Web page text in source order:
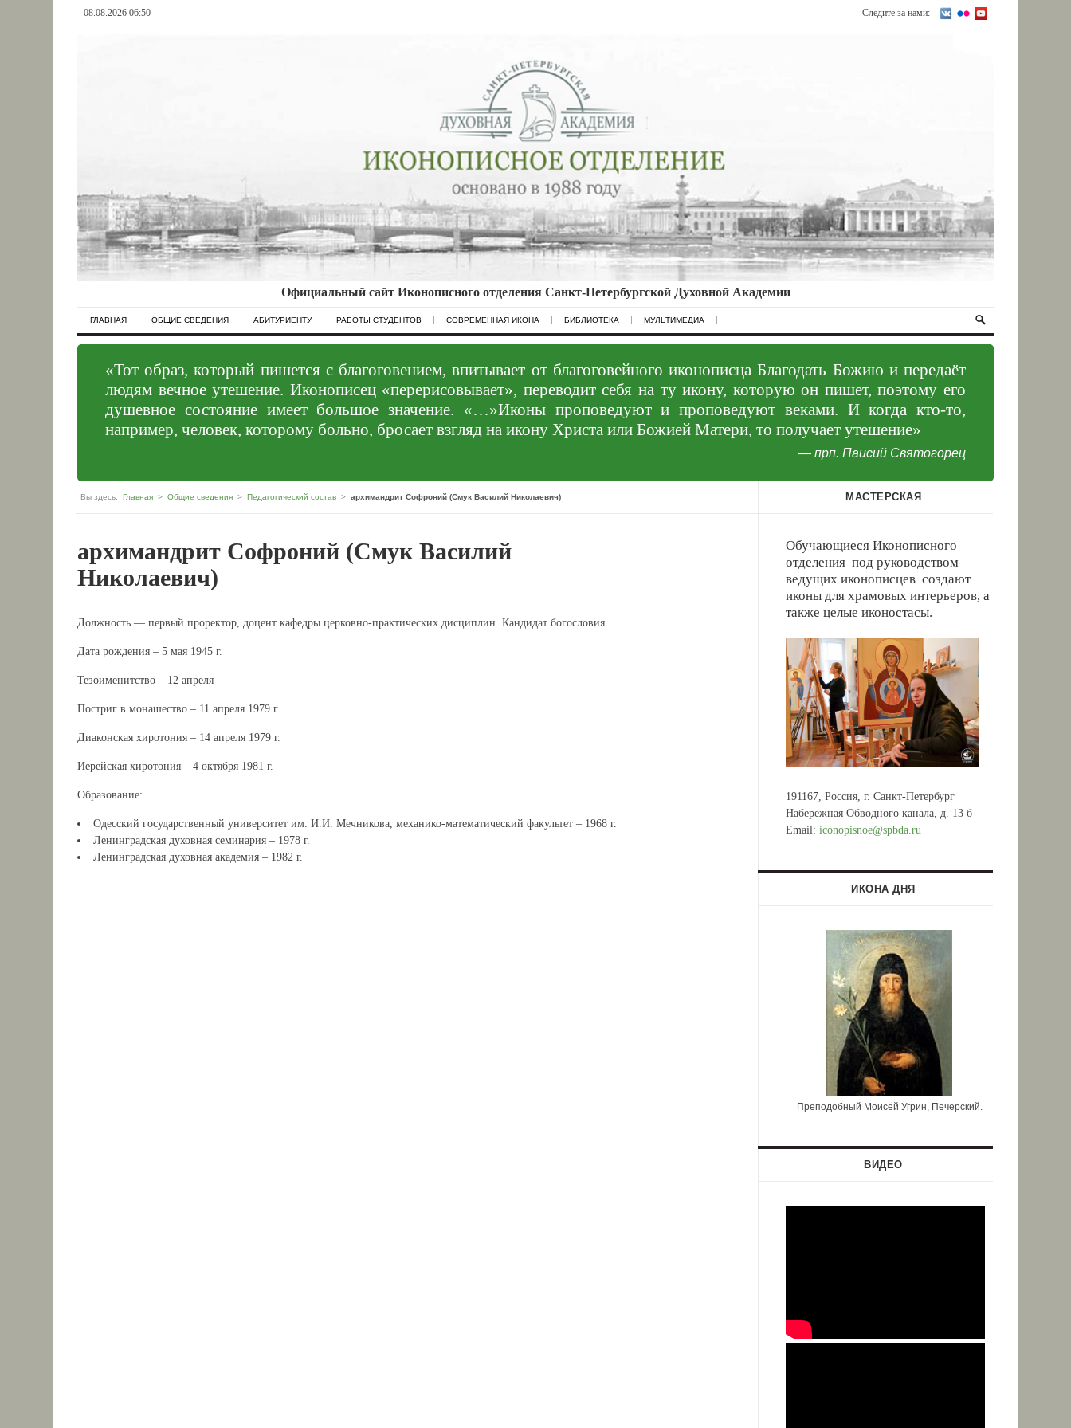
Следите за нами:
08.08.2026 06:50
Официальный сайт Иконописного отделения Санкт-Петербургской Духовной Академии
ГЛАВНАЯ ОБЩИЕ СВЕДЕНИЯ АБИТУРИЕНТУ РАБОТЫ СТУДЕНТОВ СОВРЕМЕННАЯ ИКОНА БИБЛИОТЕКА МУЛЬТИМЕДИА
«Тот образ, который пишется с благоговением, впитывает от благоговейного иконописца Благодать Божию и передаёт
людям вечное утешение. Иконописец «перерисовывает», переводит себя на ту икону, которую он пишет, поэтому его
душевное состояние имеет большое значение. «…»Иконы проповедуют и проповедуют веками. И когда кто-то,
например, человек, которому больно, бросает взгляд на икону Христа или Божией Матери, то получает утешение»
— прп. Паисий Святогорец
Вы здесь: Главная > Общие сведения > Педагогический состав > архимандрит Софроний (Смук Василий Николаевич)
архимандрит Софроний (Смук Василий
Николаевич)
Должность — первый проректор, доцент кафедры церковно-практических дисциплин. Кандидат богословия
Дата рождения – 5 мая 1945 г.
Тезоименитство – 12 апреля
Постриг в монашество – 11 апреля 1979 г.
Диаконская хиротония – 14 апреля 1979 г.
Иерейская хиротония – 4 октября 1981 г.
Образование:
Одесский государственный университет им. И.И. Мечникова, механико-математический факультет – 1968 г.
Ленинградская духовная семинария – 1978 г.
Ленинградская духовная академия – 1982 г.
МАСТЕРСКАЯ
Обучающиеся Иконописного
отделения под руководством
ведущих иконописцев создают
иконы для храмовых интерьеров, а
также целые иконостасы.
191167, Россия, г. Санкт-Петербург
Набережная Обводного канала, д. 13 б
Email: iconopisnoe@spbda.ru
ИКОНА ДНЯ
Преподобный Моисей Угрин, Печерский.
ВИДЕО